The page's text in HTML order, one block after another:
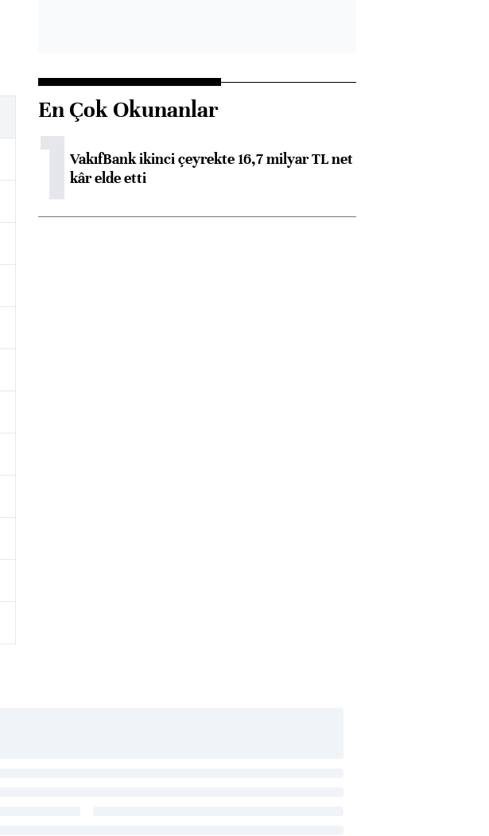
En Çok Okunanlar
1VakıfBank ikinci çeyrekte 16,7 milyar TL net
kâr elde etti